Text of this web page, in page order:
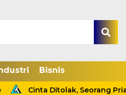
Bisnis
Ditolak, Seorang Pria